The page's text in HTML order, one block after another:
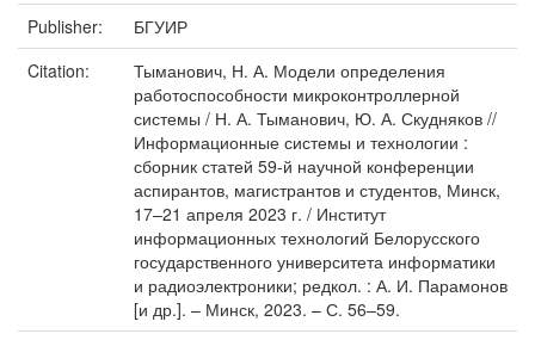
Publisher:
БГУИР
Citation:
Тыманович, Н. А. Модели определения
работоспособности микроконтроллерной
системы / Н. А. Тыманович, Ю. А. Скудняков //
Информационные системы и технологии :
сборник статей 59-й научной конференции
аспирантов, магистрантов и студентов, Минск,
17–21 апреля 2023 г. / Институт
информационных технологий Белорусского
государственного университета информатики
и радиоэлектроники; редкол. : А. И. Парамонов
[и др.]. – Минск, 2023. – С. 56–59.